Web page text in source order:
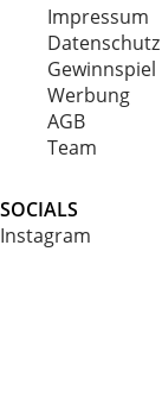
Impressum
Datenschutz
Gewinnspiel
Werbung
AGB
Team
SOCIALS
Instagram